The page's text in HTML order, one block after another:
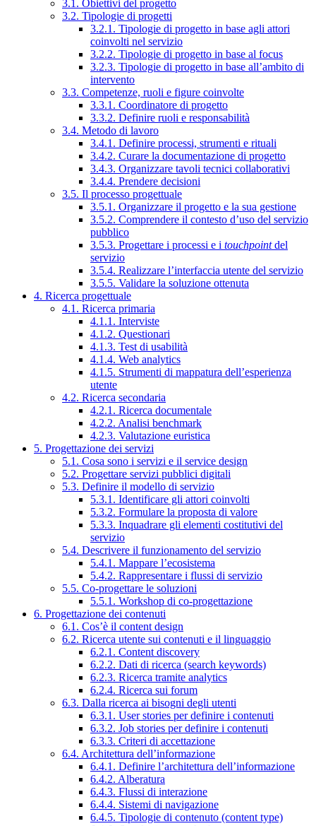
3.1. Obiettivi del progetto
3.2. Tipologie di progetti
3.2.1. Tipologie di progetto in base agli attori
coinvolti nel servizio
3.2.2. Tipologie di progetto in base al focus
3.2.3. Tipologie di progetto in base all’ambito di
intervento
3.3. Competenze, ruoli e figure coinvolte
3.3.1. Coordinatore di progetto
3.3.2. Definire ruoli e responsabilità
3.4. Metodo di lavoro
3.4.1. Definire processi, strumenti e rituali
3.4.2. Curare la documentazione di progetto
3.4.3. Organizzare tavoli tecnici collaborativi
3.4.4. Prendere decisioni
3.5. Il processo progettuale
3.5.1. Organizzare il progetto e la sua gestione
3.5.2. Comprendere il contesto d’uso del servizio
pubblico
3.5.3. Progettare i processi e i touchpointdel
servizio
3.5.4. Realizzare l’interfaccia utente del servizio
3.5.5. Validare la soluzione ottenuta
4. Ricerca progettuale
4.1. Ricerca primaria
4.1.1. Interviste
4.1.2. Questionari
4.1.3. Test di usabilità
4.1.4. Web analytics
4.1.5. Strumenti di mappatura dell’esperienza
utente
4.2. Ricerca secondaria
4.2.1. Ricerca documentale
4.2.2. Analisi benchmark
4.2.3. Valutazione euristica
5. Progettazione dei servizi
5.1. Cosa sono i servizi e il service design
5.2. Progettare servizi pubblici digitali
5.3. Definire il modello di servizio
5.3.1. Identificare gli attori coinvolti
5.3.2. Formulare la proposta di valore
5.3.3. Inquadrare gli elementi costitutivi del
servizio
5.4. Descrivere il funzionamento del servizio
5.4.1. Mappare l’ecosistema
5.4.2. Rappresentare i flussi di servizio
5.5. Co-progettare le soluzioni
5.5.1. Workshop di co-progettazione
6. Progettazione dei contenuti
6.1. Cos’è il content design
6.2. Ricerca utente sui contenuti e il linguaggio
6.2.1. Content discovery
6.2.2. Dati di ricerca (search keywords)
6.2.3. Ricerca tramite analytics
6.2.4. Ricerca sui forum
6.3. Dalla ricerca ai bisogni degli utenti
6.3.1. User stories per definire i contenuti
6.3.2. Job stories per definire i contenuti
6.3.3. Criteri di accettazione
6.4. Architettura dell’informazione
6.4.1. Definire l’architettura dell’informazione
6.4.2. Alberatura
6.4.3. Flussi di interazione
6.4.4. Sistemi di navigazione
6.4.5. Tipologie di contenuto (content type)